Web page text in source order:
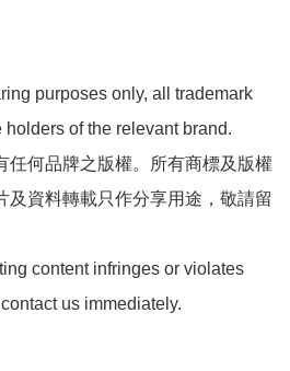
purposes only, all trademark
of the relevant brand.
任何品牌之版權。所有商標及版權
及資料轉載只作分享用途，敬請留
content infringes or violates
us immediately.